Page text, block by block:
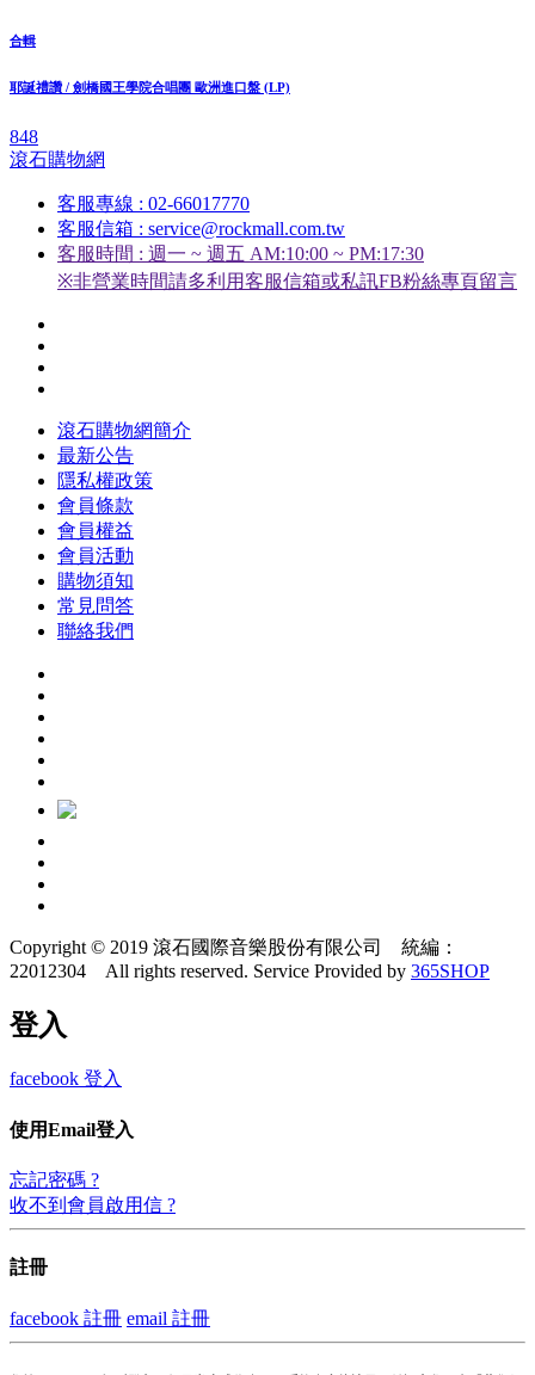
合輯
耶誕禮讚 / 劍橋國王學院合唱團 歐洲進口盤 (LP)
848
滾石購物網
客服專線 : 02-66017770
客服信箱 : service@rockmall.com.tw
客服時間 : 週一 ~ 週五 AM:10:00 ~ PM:17:30
※非營業時間請多利用客服信箱或私訊FB粉絲專頁留言
滾石購物網簡介
最新公告
隱私權政策
會員條款
會員權益
會員活動
購物須知
常見問答
聯絡我們
Copyright © 2019 滾石國際音樂股份有限公司 統編：
22012304 All rights reserved. Service Provided by 365SHOP
登入
facebook 登入
使用Email登入
忘記密碼 ?
收不到會員啟用信 ?
註冊
facebook 註冊 email 註冊